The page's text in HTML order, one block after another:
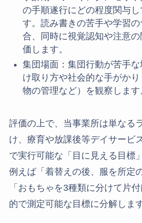
の手順遂行にどの程度関与し
す。読み書きの苦手や学習
合、同時に視覚認知や注意
価します。
集団場面：集団行動が苦手
け取り方や社会的な手がか
物の管理など）を観察します
評価の上で、当事業所は単なる
け、療育や放課後等デイサービ
で実行可能な「目に見える目標
例えば「着替えの後、服を所定
「おもちゃを3種類に分けて片
的で測定可能な目標に分解します